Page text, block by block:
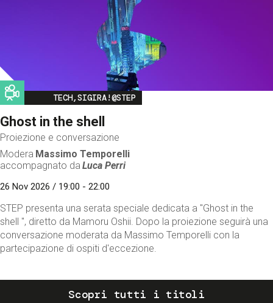
Image
TECH,SIGIRA!@STEP
Ghost in the shell
Proiezione e conversazione
Modera Massimo Temporelli
accompagnato da Luca Perri
26 Nov 2026 / 19:00 - 22:00
STEP presenta una serata speciale dedicata a "Ghost in the
shell ", diretto da Mamoru Oshii. Dopo la proiezione seguirà una
conversazione moderata da Massimo Temporelli con la
partecipazione di ospiti d'eccezione.
Scopri tutti i titoli